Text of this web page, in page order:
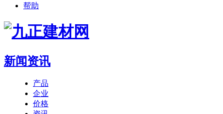
帮助
新闻资讯
产品
企业
价格